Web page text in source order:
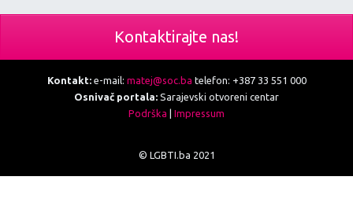
Kontaktirajte nas!
Kontakt:e-mail: matej@soc.ba telefon: +387 33 551 000
Osnivač portala: Sarajevski otvoreni centar
Podrška
Impressum
© LGBTI.ba 2021